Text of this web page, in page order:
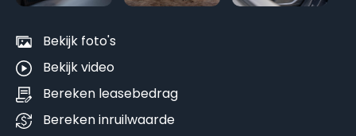
Bekijk foto's
Bekijk video
Bereken leasebedrag
Bereken inruilwaarde